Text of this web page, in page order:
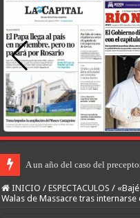
A un año del caso del
INICIO / ESPECTACULOS /
Walas de Massacre tras